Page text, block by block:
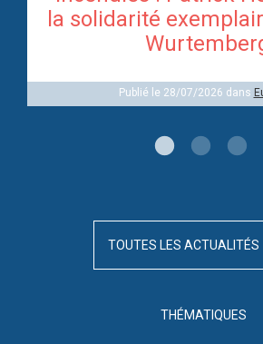
la solidarité
Publié le 28/07/2026 dans
THÉMATIQUES
TOUTES LES ACTUALITÉS